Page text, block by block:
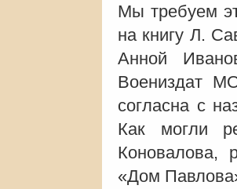
Мы требуем
на книгу Л.
Анной
Воениздат
согласна с
Как могли
Коновалова,
«Дом